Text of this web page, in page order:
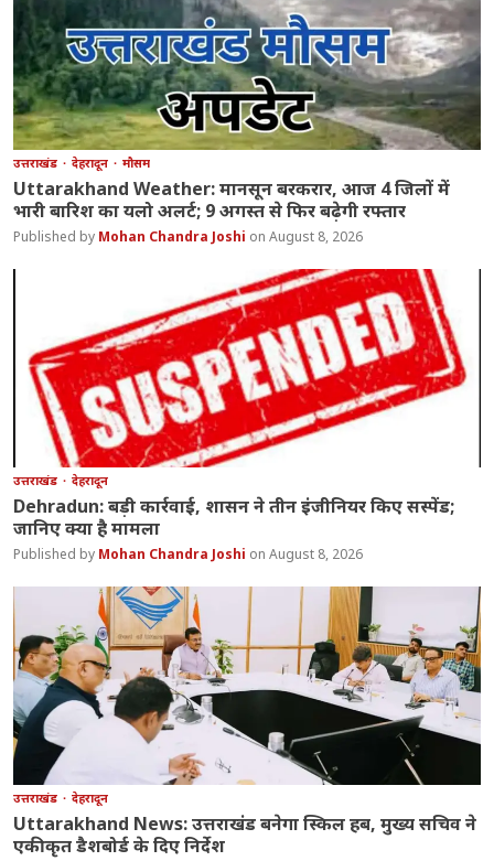
उत्तराखंड देहरादून मौसम
Uttarakhand Weather: मानसून बरकरार, आज 4 जिलों में
भारी बारिश का यलो अलर्ट; 9 अगस्त से फिर बढ़ेगी रफ्तार
Mohan Chandra Joshi August 8, 2026
उत्तराखंड देहरादून
Dehradun: बड़ी कार्रवाई, शासन ने तीन इंजीनियर किए सस्पेंड;
जानिए क्या है मामला
Mohan Chandra Joshi August 8, 2026
उत्तराखंड देहरादून
Uttarakhand News: उत्तराखंड बनेगा स्किल हब, मुख्य सचिव ने
एकीकृत डैशबोर्ड के दिए निर्देश